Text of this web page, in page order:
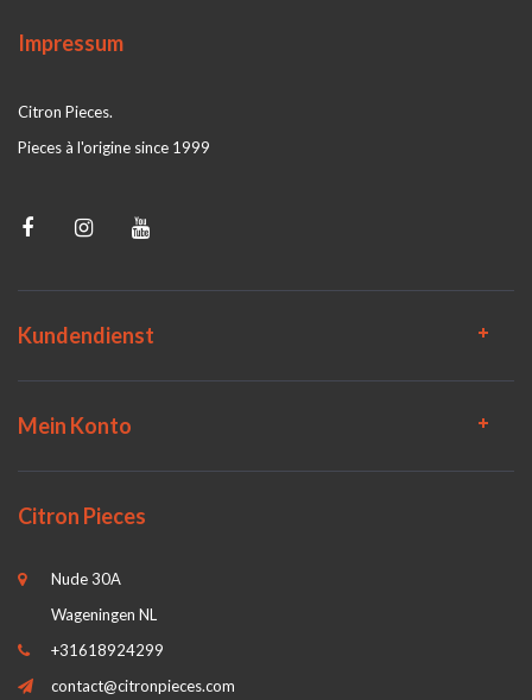
Impressum
Citron Pieces.
Pieces à l'origine since 1999
Kundendienst
Mein Konto
Citron Pieces
Nude 30A
Wageningen NL
+31618924299
contact@citronpieces.com